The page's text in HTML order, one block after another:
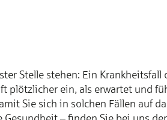
Stelle stehen: Ein Krankheitsfall
plötzlicher ein, als erwartet und
Sie sich in solchen Fällen auf